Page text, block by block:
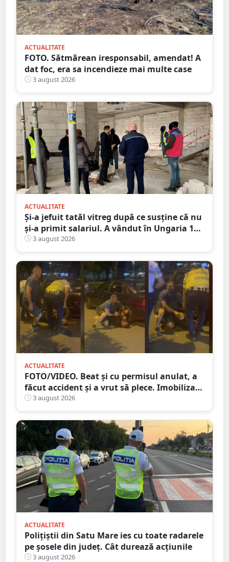
ACTUALITATE
FOTO. Sătmărean iresponsabil, amendat! A
dat foc, era sa incendieze mai multe case
3 august 2026
ACTUALITATE
Și-a jefuit tatăl vitreg după ce susține că nu
și-a primit salariul. A vândut în Ungaria 120
de role de vată și gresie de 7.000 de euro
3 august 2026
ACTUALITATE
FOTO/VIDEO. Beat și cu permisul anulat, a
făcut accident și a vrut să plece. Imobilizat
de trecători
3 august 2026
ACTUALITATE
Polițiștii din Satu Mare ies cu toate radarele
pe șosele din județ. Cât durează acțiunile
3 august 2026